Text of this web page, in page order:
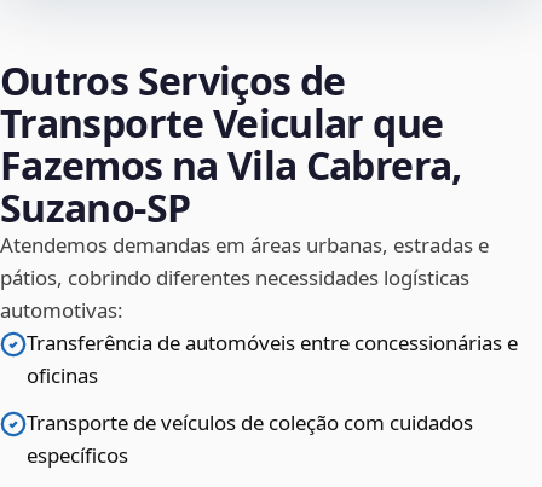
Outros Serviços de
Transporte Veicular que
Fazemos na Vila Cabrera,
Suzano‑SP
Atendemos demandas em áreas urbanas, estradas e
pátios, cobrindo diferentes necessidades logísticas
automotivas:
Transferência de automóveis entre concessionárias e
oficinas
Transporte de veículos de coleção com cuidados
específicos